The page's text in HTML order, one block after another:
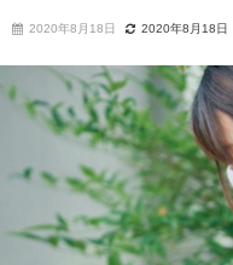
2020年8月18日 2020年8月18日